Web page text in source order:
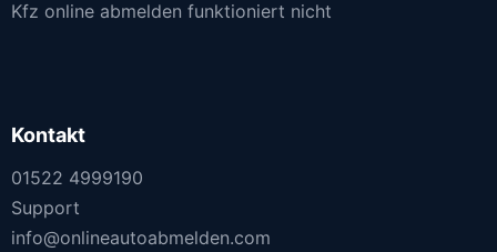
Kfz online abmelden funktioniert nicht
Kontakt
01522 4999190
Support
info@onlineautoabmelden.com